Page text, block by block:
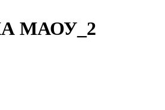
МАОУ_2